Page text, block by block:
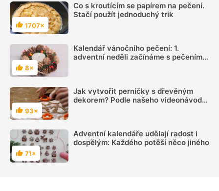
Hodnocení
1707×
Co s kroutícím se papírem na pečení.
Stačí použít jednoduchý trik
Hodnocení
8×
Kalendář vánočního pečení: 1.
adventní neděli začínáme s pečením
Hodnocení
93×
Jak vytvořit perníčky s dřevěným
dekorem? Podle našeho videonávodu
Hodnocení
71×
Adventní kalendáře udělají radost i
dospělým: Každého potěší něco jiného